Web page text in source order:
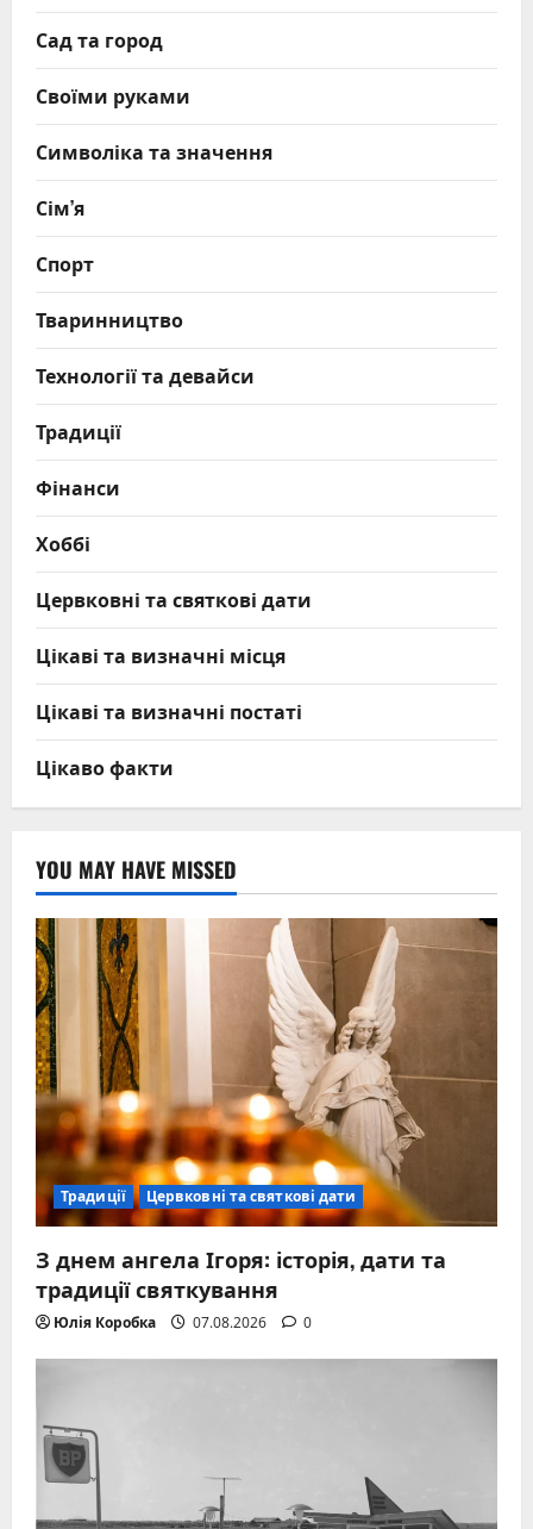
Сад та город
Своїми руками
Символіка та значення
Сім’я
Спорт
Тваринництво
Технології та девайси
Традиції
Фінанси
Хоббі
Цервковні та святкові дати
Цікаві та визначні місця
Цікаві та визначні постаті
Цікаво факти
YOU MAY HAVE MISSED
Традиції Цервковні та святкові дати
З днем ангела Ігоря: історія, дати та
традиції святкування
Юлія Коробка 07.08.2026 0